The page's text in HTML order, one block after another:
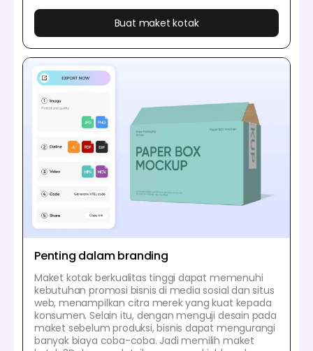
Buat maket kotak
Penting dalam branding
Maket kotak berkualitas tinggi dapat memenuhi
kebutuhan promosi bisnis di media sosial dan situs
web, menampilkan citra merek yang kuat kepada
konsumen. Selain itu, dengan menguji desain pada
maket sebelum produksi, bisnis dapat mengurangi
banyak biaya coba-coba. Jadi memilih maket